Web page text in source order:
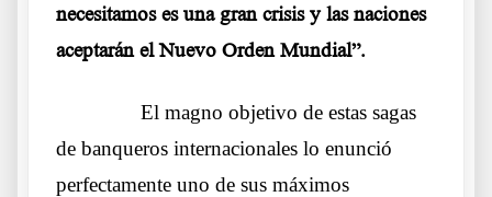
necesitamos es una gran crisis y las naciones
aceptarán el Nuevo Orden Mundial”.
El magno objetivo de estas sagas
de banqueros internacionales lo enunció
perfectamente uno de sus máximos